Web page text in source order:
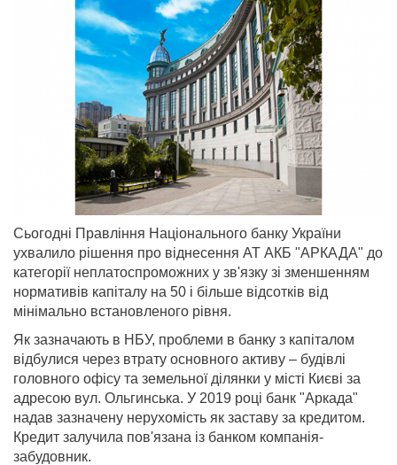
Сьогодні Правління Національного банку України
ухвалило рішення про віднесення АТ АКБ "АРКАДА" до
категорії неплатоспроможних у зв'язку зі зменшенням
нормативів капіталу на 50 і більше відсотків від
мінімально встановленого рівня.
Як зазначають в НБУ, проблеми в банку з капіталом
відбулися через втрату основного активу – будівлі
головного офісу та земельної ділянки у місті Києві за
адресою вул. Ольгинська. У 2019 році банк "Аркада"
надав зазначену нерухомість як заставу за кредитом.
Кредит залучила пов'язана із банком компанія-
забудовник.